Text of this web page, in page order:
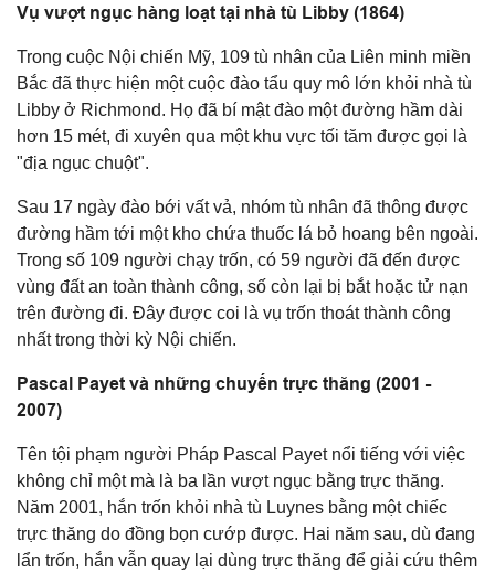
Vụ vượt ngục hàng loạt tại nhà tù Libby (1864)
Trong cuộc Nội chiến Mỹ, 109 tù nhân của Liên minh miền
Bắc đã thực hiện một cuộc đào tẩu quy mô lớn khỏi nhà tù
Libby ở Richmond. Họ đã bí mật đào một đường hầm dài
hơn 15 mét, đi xuyên qua một khu vực tối tăm được gọi là
"địa ngục chuột".
Sau 17 ngày đào bới vất vả, nhóm tù nhân đã thông được
đường hầm tới một kho chứa thuốc lá bỏ hoang bên ngoài.
Trong số 109 người chạy trốn, có 59 người đã đến được
vùng đất an toàn thành công, số còn lại bị bắt hoặc tử nạn
trên đường đi. Đây được coi là vụ trốn thoát thành công
nhất trong thời kỳ Nội chiến.
Pascal Payet và những chuyến trực thăng (2001 -
2007)
Tên tội phạm người Pháp Pascal Payet nổi tiếng với việc
không chỉ một mà là ba lần vượt ngục bằng trực thăng.
Năm 2001, hắn trốn khỏi nhà tù Luynes bằng một chiếc
trực thăng do đồng bọn cướp được. Hai năm sau, dù đang
lẩn trốn, hắn vẫn quay lại dùng trực thăng để giải cứu thêm